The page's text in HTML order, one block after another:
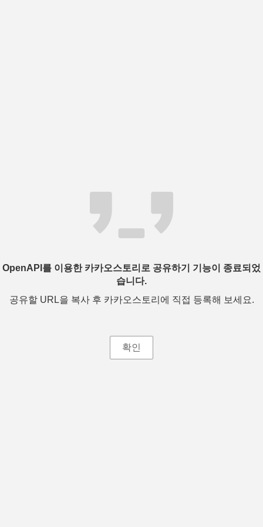
OpenAPI를 이용한 카카오스토리로 공유하기 기능이 종료되었
습니다.
공유할 URL을 복사 후 카카오스토리에 직접 등록해 보세요.
확인